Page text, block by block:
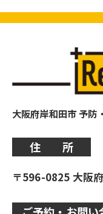
大阪府岸和田市 予防
住 所
〒596-0825 大阪